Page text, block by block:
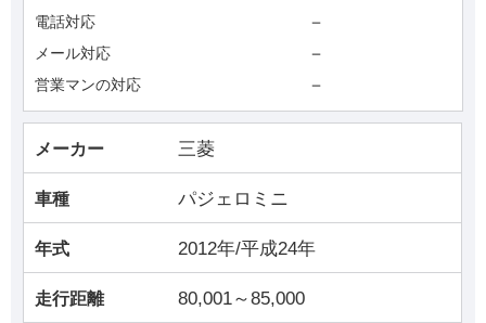
電話対応 －
メール対応 －
営業マンの対応 －
メーカー 三菱
車種 パジェロミニ
年式 2012年/平成24年
走行距離 80,001～85,000